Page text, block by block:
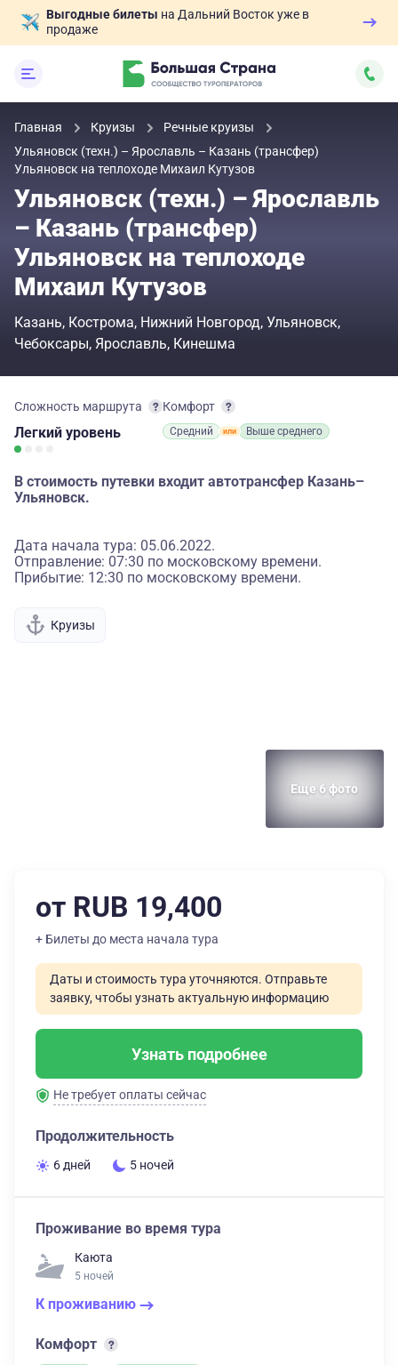
Выгодные билеты на Дальний Восток уже в
продаже
Главная Круизы
Речные круизы
Ульяновск (техн.) – Ярославль – Казань (трансфер)
Ульяновск на теплоходе Михаил Кутузов
Ульяновск (техн.) – Ярославль
– Казань (трансфер)
Ульяновск на теплоходе
Михаил Кутузов
Казань Кострома Нижний Новгород Ульяновск
Чебоксары Ярославль Кинешма
Сложность маршрута
Легкий уровень
Комфорт
Средний Выше среднего
В стоимость путевки входит автотрансфер Казань–
Ульяновск.
Дата начала тура: 05.06.2022.
Отправление: 07:30 по московскому времени.
Прибытие: 12:30 по московскому времени.
Круизы
Еще 6 фото
от RUB 19,400
+ Билеты до места начала тура
Даты и стоимость тура уточняются. Отправьте
заявку, чтобы узнать актуальную информацию
Узнать подробнее
Не требует оплаты сейчас
Продолжительность
6 дней 5 ночей
Проживание во время тура
Каюта
5 ночей
К проживанию
Комфорт